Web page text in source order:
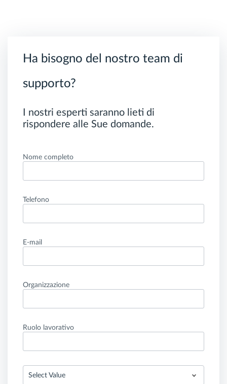
Ha bisogno del nostro team di
supporto?
I nostri esperti saranno lieti di
rispondere alle Sue domande.
Nome completo
Telefono
E-mail
Organizzazione
Ruolo lavorativo
Select Value